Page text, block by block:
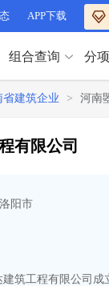
APP下载
查人员>
查诚信 >
组合查询 分
省建筑企业 > 河南
有限公司
阳市
筑工程有限公司成